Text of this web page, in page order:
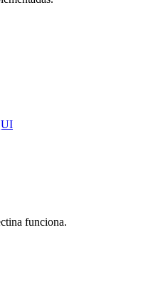
funciona.